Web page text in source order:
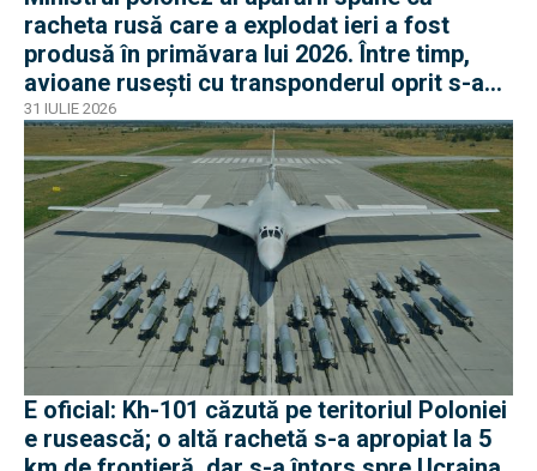
racheta rusă care a explodat ieri a fost
produsă în primăvara lui 2026. Între timp,
avioane rusești cu transponderul oprit s-au
apropiat de frontiera Poloniei
31 IULIE 2026
E oficial: Kh-101 căzută pe teritoriul Poloniei
e rusească; o altă rachetă s-a apropiat la 5